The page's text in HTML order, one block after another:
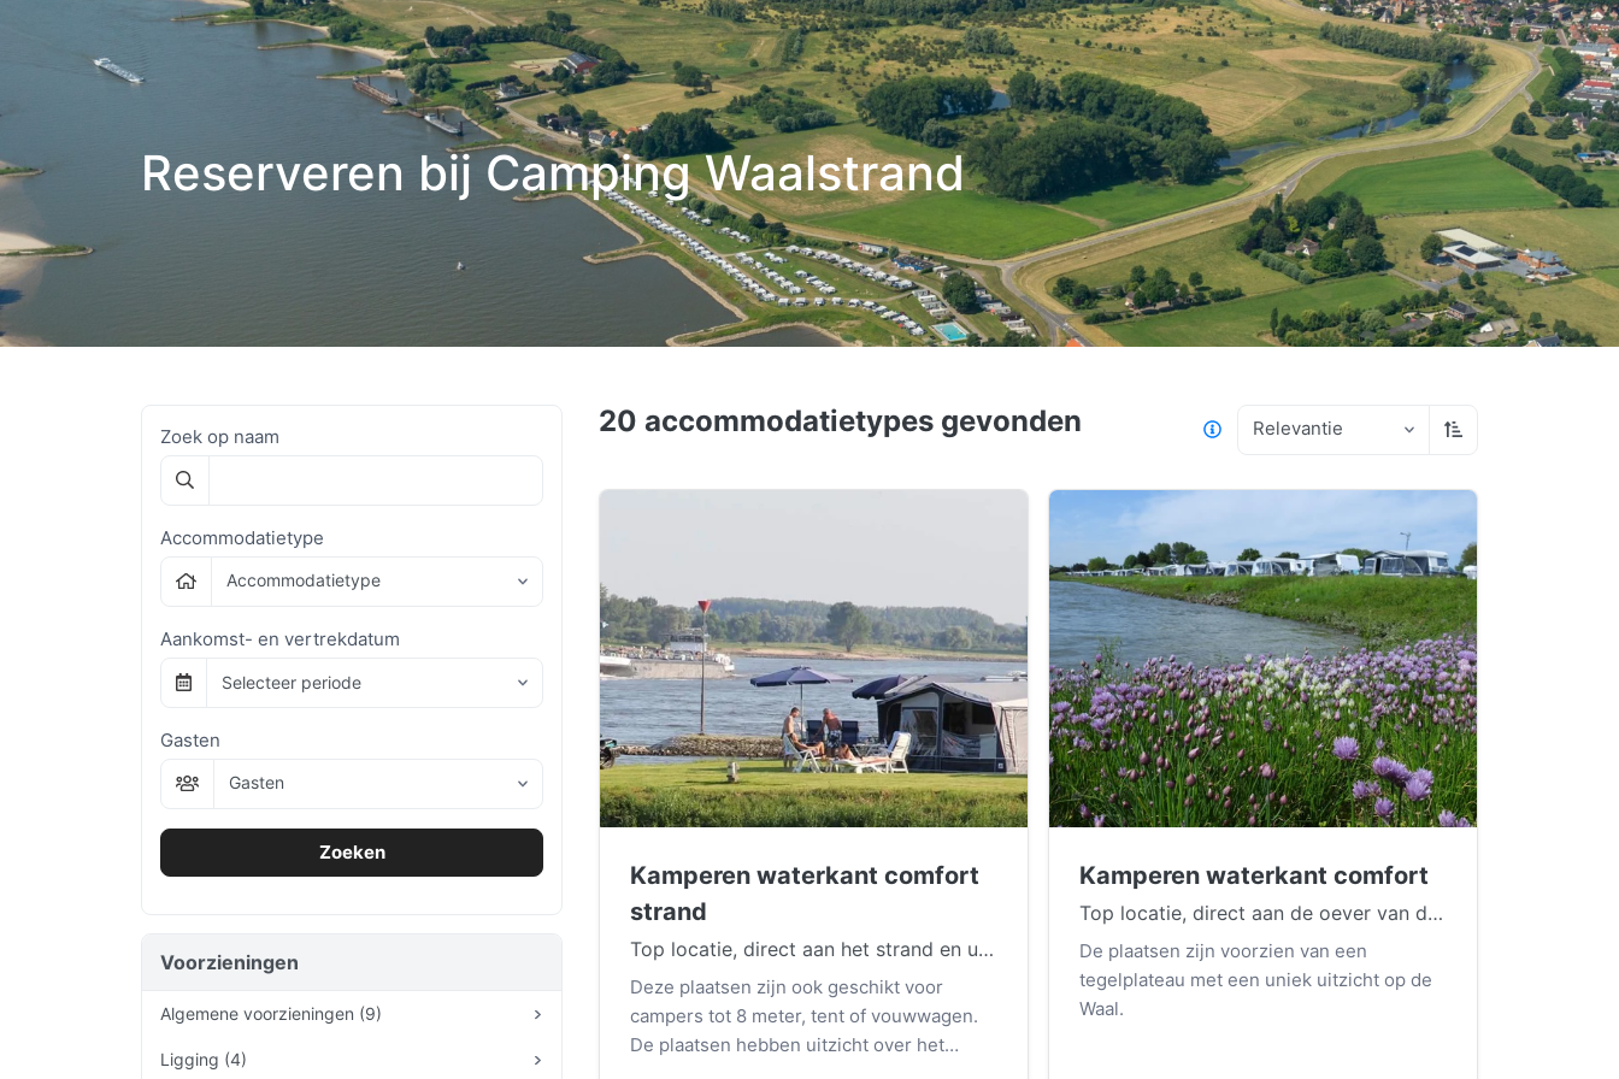
Reserveren bij Camping Waalstrand
Zoek op naam
Accommodatietype
Accommodatietype
Aankomst- en vertrekdatum
Selecteer periode
Gasten
Gasten
Zoeken
Voorzieningen
Algemene voorzieningen (9)
Wifi inclusief
19
Ligging (4)
20 accommodatietypes gevonden Relevantie Oplopend sorteren
Kamperen waterkant comfort
strand
Top locatie, direct aan het strand en uitzicht op de Waal.
Deze plaatsen zijn ook geschikt voor
campers tot 8 meter, tent of vouwwagen.
De plaatsen hebben uitzicht over het
Kamperen waterkant comfort
Top locatie, direct aan de oever van de Waal.
De plaatsen zijn voorzien van een
tegelplateau met een uniek uitzicht op de
Waal.